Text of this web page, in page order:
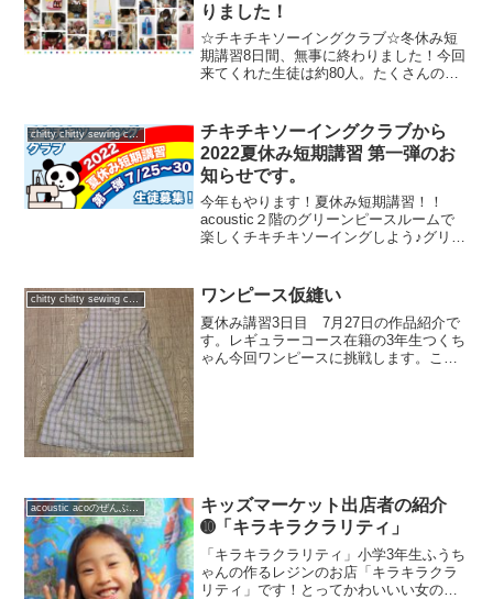
りました！
☆チキチキソーイングクラブ☆冬休み短
期講習8日間、無事に終わりました！今回
来てくれた生徒は約80人。たくさんの笑
気持ちです。アコースティックというお
店を初めて7年経ち...
chitty chitty sewing club
チキチキソーイングクラブから
2022夏休み短期講習 第一弾のお
知らせです。
今年もやります！夏休み短期講習！！
acoustic２階のグリーンピースルームで
楽しくチキチキソーイングしよう♪グリー
の中で、元気に楽しくソーイングしてい
ます。子供ってね...
ワンピース仮縫い
夏休み講習3日目 7月27日の作品紹介で
す。レギュラーコース在籍の3年生つくち
ゃん今回ワンピースに挑戦します。この
acoustic acoのぜんぶ日記
キッズマーケット出店者の紹介
➓「キラキラクラリティ」
「キラキラクラリティ」小学3年生ふうち
ゃんの作るレジンのお店「キラキラクラ
リティ」です！とってかわいいい女の子